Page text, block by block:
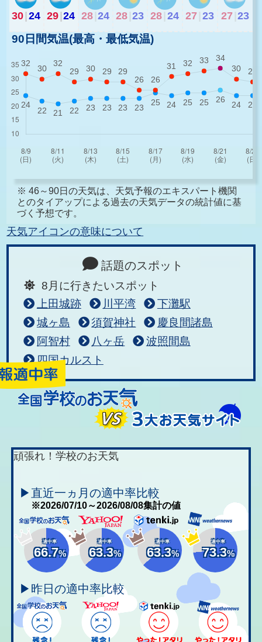
30|24 29|24 28 24 28 23 28 24 27 23 27 23
90日間気温(最高・最低気温)
※ 46～90日の天気は、天気予報のエキスパート機関
とのタイアップによる過去の天気データの統計値に基
づく予想です。
天気アイコンの意味について
話題のスポット
8月に行きたいスポット
上田城跡
川平湾
下灘駅
城ヶ島
須賀神社
慶良間諸島
阿智村
八ヶ岳
波照間島
四国カルスト
頑張れ！学校のお天気
▶直近一ヵ月の適中率比較
※2026/07/10～2026/08/08集計の値
適中率
66.7%
適中率
63.3%
適中率
63.3%
適中率
73.3%
▶昨日の適中率比較